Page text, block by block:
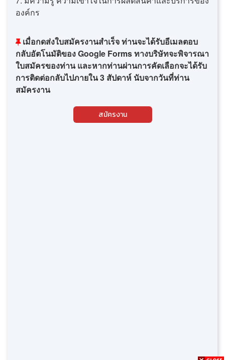
องค์กร
เมื่อกดส่งใบสมัครงานสำเร็จ ท่านจะได้รับอีเมลตอบ
กลับอัตโนมัติของ Google Forms ทางบริษัทจะพิจารณา
ใบสมัครของท่าน และหากท่านผ่านการคัดเลือกจะได้รับ
การติดต่อกลับไปภายใน 3 สัปดาห์ นับจากวันที่ท่าน
สมัครงาน
สมัครงาน